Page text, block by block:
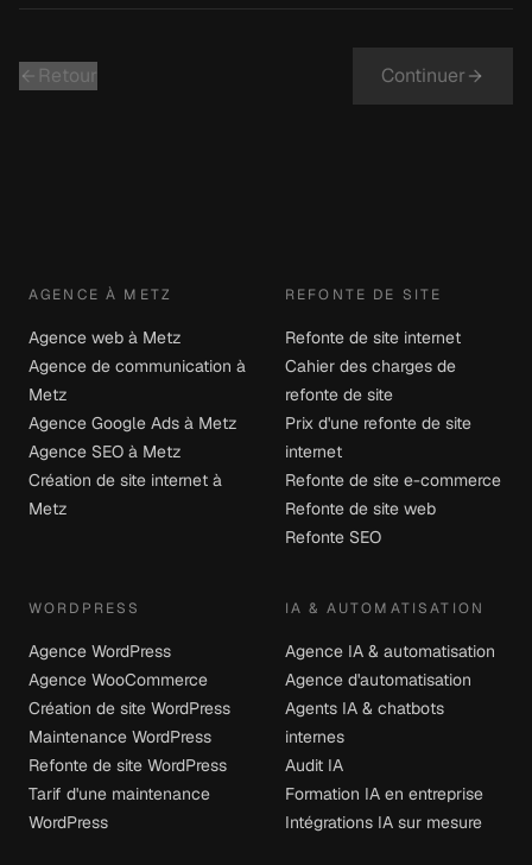
Retour Continuer
AGENCE À METZ
Agence web à Metz
Agence de communication à
Metz
Agence Google Ads à Metz
Agence SEO à Metz
Création de site internet à
Metz
REFONTE DE SITE
Refonte de site internet
Cahier des charges de
refonte de site
Prix d'une refonte de site
internet
Refonte de site e-commerce
Refonte de site web
Refonte SEO
WORDPRESS
Agence WordPress
Agence WooCommerce
Création de site WordPress
Maintenance WordPress
Refonte de site WordPress
Tarif d'une maintenance
WordPress
IA & AUTOMATISATION
Agence IA & automatisation
Agence d'automatisation
Agents IA & chatbots
internes
Audit IA
Formation IA en entreprise
Intégrations IA sur mesure